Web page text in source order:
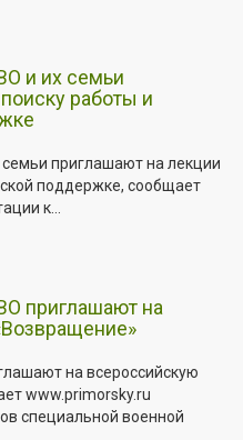
и их семьи
работы и
приглашают на лекции
поддержке, сообщает
к...
приглашают на
на всероссийскую
www.primorsky.ru
специальной военной